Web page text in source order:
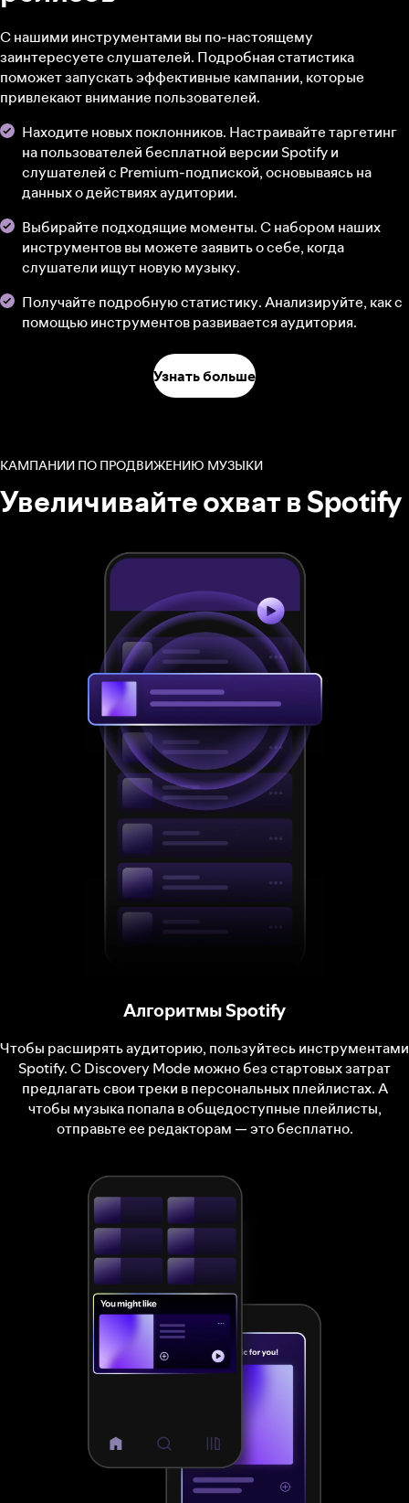
С нашими инструментами вы по-настоящему
заинтересуете слушателей. Подробная статистика
поможет запускать эффективные кампании, которые
привлекают внимание пользователей.
Находите новых поклонников. Настраивайте таргетинг
на пользователей бесплатной версии Spotify и
слушателей с Premium-подпиской, основываясь на
данных о действиях аудитории.
Выбирайте подходящие моменты. С набором наших
инструментов вы можете заявить о себе, когда
слушатели ищут новую музыку.
Получайте подробную статистику. Анализируйте, как с
помощью инструментов развивается аудитория.
Узнать больше
КАМПАНИИ ПО ПРОДВИЖЕНИЮ МУЗЫКИ
Увеличивайте охват в Spotify
Алгоритмы Spotify
Чтобы расширять аудиторию, пользуйтесь инструментами
Spotify. С Discovery Mode можно без стартовых затрат
предлагать свои треки в персональных плейлистах. А
чтобы музыка попала в общедоступные плейлисты,
отправьте ее редакторам — это бесплатно.